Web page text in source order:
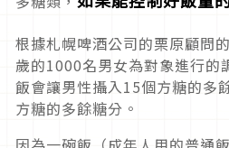
根據札幌啤酒公司的栗原顧問
歲的1000名男女為對象進行的
飯會讓男性攝入15個方糖的多
方糖的多餘糖分。